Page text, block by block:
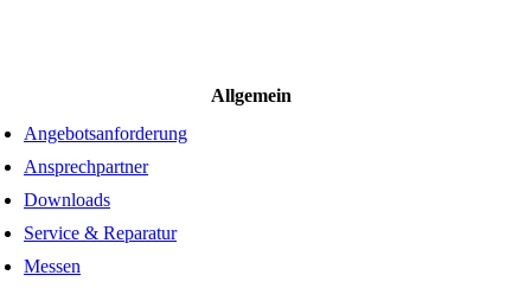
Allgemein
Angebotsanforderung
Ansprechpartner
Downloads
Service & Reparatur
Messen